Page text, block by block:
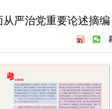
严治党重要论述摘编